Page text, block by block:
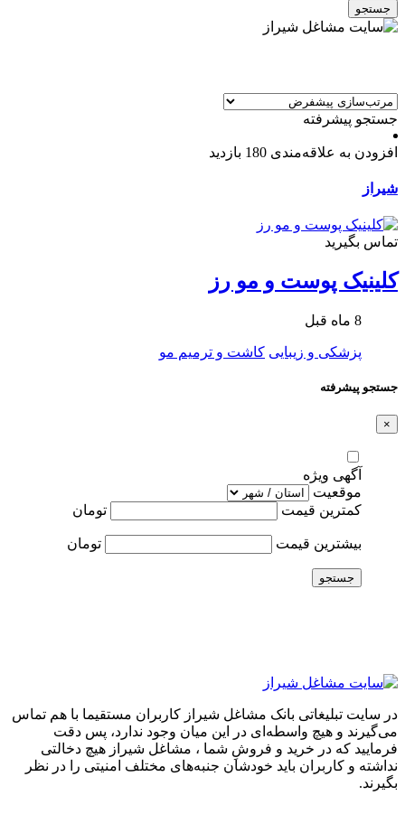
جستجو
جستجو پیشرفته
افزودن به علاقه‌مندی 180 بازدید
شیراز
تماس بگیرید
کلینیک پوست و مو رز
8 ماه قبل
پزشکی و زیبایی کاشت و ترمیم مو
جستجو پیشرفته
×
آگهی ویژه
موقعیت
کمترین قیمت
تومان
بیشترین قیمت تومان
جستجو
در سایت تبلیغاتی بانک مشاغل شیراز کاربران مستقیما با هم تماس
می‌گیرند و هیچ واسطه‌ای در این میان وجود ندارد، پس دقت
فرمایید که در خرید و فروشِ شما ، مشاغل شیراز هیچ دخالتی
نداشته و کاربران باید خودشان جنبه‌های مختلف امنیتی را در نظر
بگیرند.